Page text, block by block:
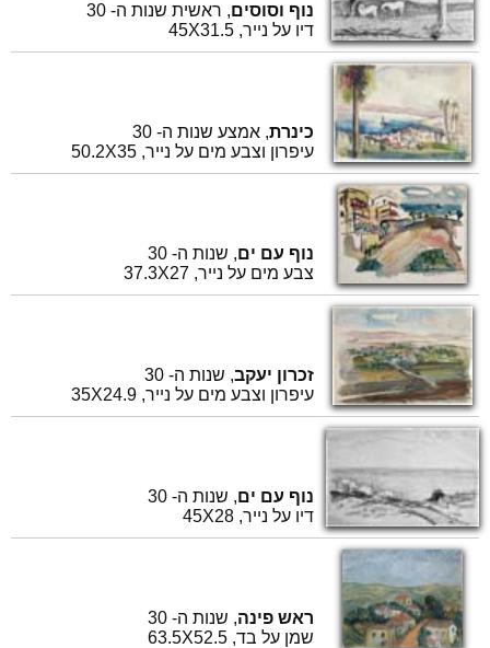
נוף וסוסים, ראשית שנות ה- 30
דיו על נייר, 45X31.5
כינרת, אמצע שנות ה- 30
עיפרון וצבע מים על נייר, 50.2X35
נוף עם ים, שנות ה- 30
צבע מים על נייר, 37.3X27
זכרון יעקב, שנות ה- 30
עיפרון וצבע מים על נייר, 35X24.9
נוף עם ים, שנות ה- 30
דיו על נייר, 45X28
ראש פינה, שנות ה- 30
שמן על בד, 63.5X52.5